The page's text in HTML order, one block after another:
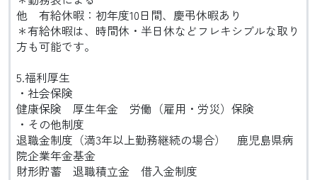
他 有給休暇：初年度10日間、慶弔休暇あり
＊有給休暇は、時間休・半日休などフレキシブルな取り
方も可能です。
5.福利厚生
・社会保険
健康保険 厚生年金 労働（雇用・労災）保険
・その他制度
退職金制度（満3年以上勤務継続の場合） 鹿児島県病
院企業年金基金
財形貯蓄 退職積立金 借入金制度